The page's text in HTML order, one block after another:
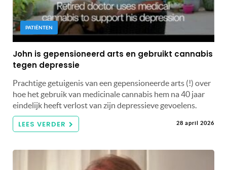
PATIËNTEN
John is gepensioneerd arts en gebruikt cannabis
tegen depressie
Prachtige getuigenis van een gepensioneerde arts (!) over
hoe het gebruik van medicinale cannabis hem na 40 jaar
eindelijk heeft verlost van zijn depressieve gevoelens.
LEES VERDER 28 april 2026